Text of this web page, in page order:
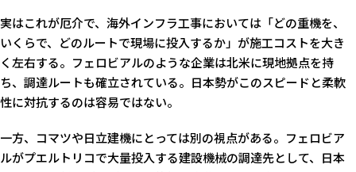
実はこれが厄介で、海外インフラ工事においては「どの重機を、
いくらで、どのルートで現場に投入するか」が施工コストを大き
く左右する。フェロビアルのような企業は北米に現地拠点を持
ち、調達ルートも確立されている。日本勢がこのスピードと柔軟
性に対抗するのは容易ではない。
一方、コマツや日立建機にとっては別の視点がある。フェロビア
ルがプエルトリコで大量投入する建設機械の調達先として、日本